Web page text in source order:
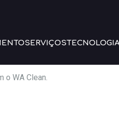
SERVIÇOS
o WA Clean.